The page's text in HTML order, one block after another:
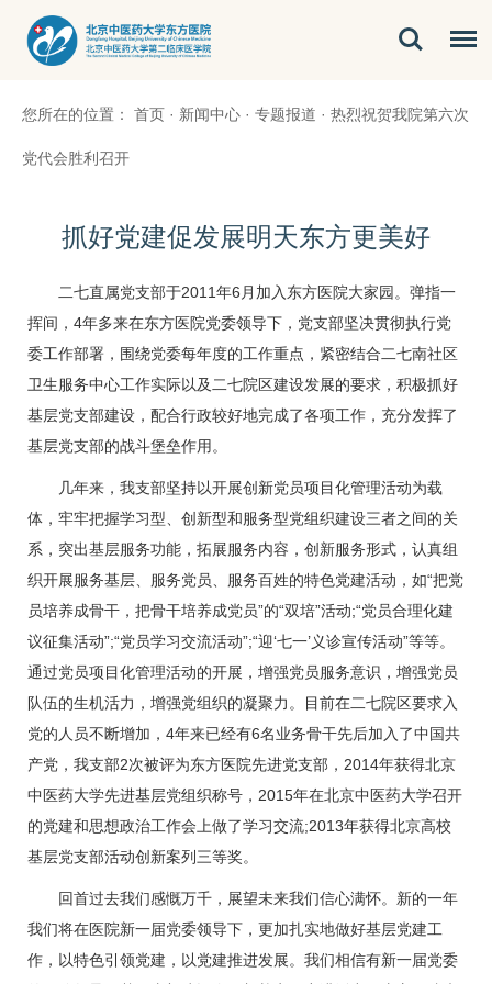
您所在的位置： 首页 · 新闻中心 · 专题报道 · 热烈祝贺我院第六次
党代会胜利召开
抓好党建促发展明天东方更美好
二七直属党支部于2011年6月加入东方医院大家园。弹指一
挥间，4年多来在东方医院党委领导下，党支部坚决贯彻执行党
委工作部署，围绕党委每年度的工作重点，紧密结合二七南社区
卫生服务中心工作实际以及 二七院区建设发展的要求，积极抓好
基层党支部建设，配合行政较好地完成了各项工作，充分发挥了
基层党支部的战斗堡垒作用。
几年来，我支部坚持以开展创新党员项目化管理活动为载
体，牢牢把握学习型、创新型和服务型党组织建设三者之间的关
系，突出基层服务功能，拓展服务内容，创新服务形式，认真组
织开展服务基层、服务党员、服务百姓的特色党建活动，如“把党
员培养成骨干，把骨干培养成党员”的“双培”活动;“党员合理化建
议征集活动”;“党员学习交流活动”;“迎‘七一’义诊宣传活动”等等。
通过党员项目化管理活动的开展，增强党员服务意识，增强党员
队伍的生机活力，增强党组织的凝聚力。目前在二七院区要求入
党的人员不断增加，4年来已经有6名业务骨干先后加入了中国共
产党，我支部2次被评为东方医院先进党支部，2014年获得北京
中医药大学先进基层党组织称号，2015年在北京中医药大学召开
的党建和思想政治工作会上做了学习交流;2013年获得北京高校
基层党支部活动创新案列三等奖。
回首过去我们感慨万千，展望未来我们信心满怀。新的一年
我们将在医院新一届党委领导下，更加扎实地做好基层党建工
作，以特色引领党建，以党建推进发展。我们相信有新一届党委